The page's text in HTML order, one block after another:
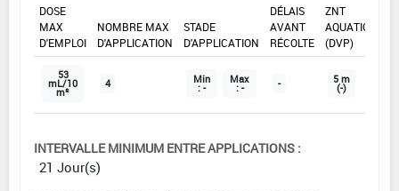
DOSE
MAX
D'EMPLOI
NOMBRE MAX
D'APPLICATION
STADE
D'APPLICATION
DÉLAIS
AVANT
RÉCOLTE
ZNT
AQUATIQUE
(DVP)
53
mL/10
m²
4 Min
: -
Max
: - - 5 m
(-)
INTERVALLE MINIMUM ENTRE APPLICATIONS :
21 Jour(s)